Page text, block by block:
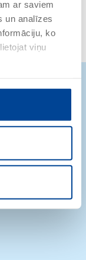
ar saviem
un analīzes
ko
viņu